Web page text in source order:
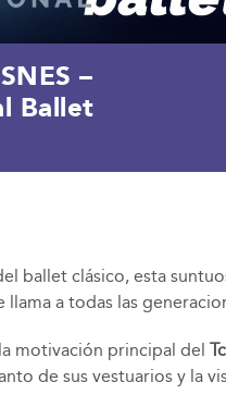
–
Ballet
ballet clásico, esta
a todas las
motivación principal del
de sus vestuarios y la